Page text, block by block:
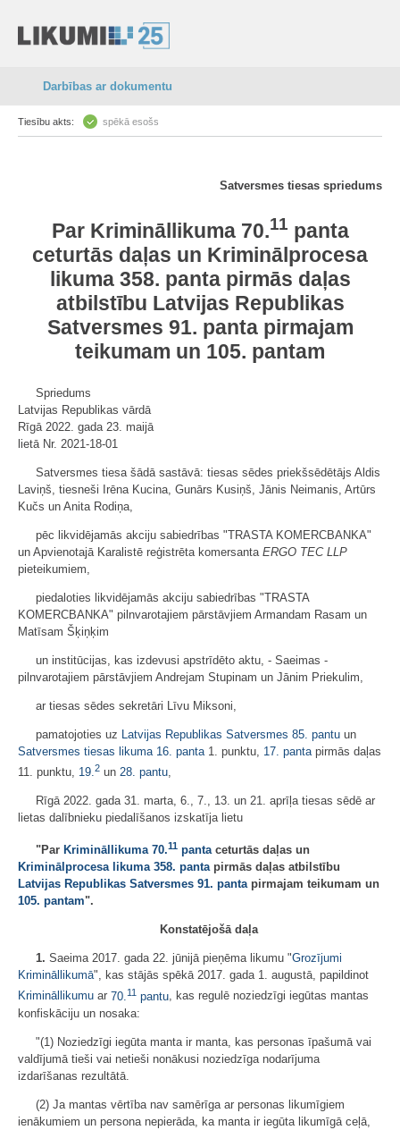
Darbības ar dokumentu
Tiesību akts: spēkā esošs
Satversmes tiesas spriedums
Par Krimināllikuma 70.11 panta
ceturtās daļas un Kriminālprocesa
likuma 358. pantapirmās daļas
atbilstību Latvijas Republikas
Satversmes 91. pantapirmajam
teikumam un 105. pantam
Spriedums
Latvijas Republikas vārdā
Rīgā 2022. gada 23. maijā
lietā Nr. 2021-18-01
Satversmes tiesa šādā sastāvā: tiesas sēdes priekšsēdētājs Aldis
Laviņš, tiesneši Irēna Kucina, Gunārs Kusiņš, Jānis Neimanis, Artūrs
Kučs un Anita Rodiņa,
pēc likvidējamās akciju sabiedrības "TRASTA KOMERCBANKA"
un Apvienotajā Karalistē reģistrēta komersanta ERGO TEC LLP
pieteikumiem,
piedaloties likvidējamās akciju sabiedrības "TRASTA
KOMERCBANKA" pilnvarotajiem pārstāvjiem Armandam Rasam un
Matīsam Šķiņķim
un institūcijas, kas izdevusi apstrīdēto aktu, - Saeimas -
pilnvarotajiem pārstāvjiem Andrejam Stupinam un Jānim Priekulim,
ar tiesas sēdes sekretāri Līvu Miksoni,
pamatojoties uz Latvijas Republikas Satversmes 85. pantu un
Satversmes tiesas likuma 16. panta 1. punktu, 17. panta pirmās daļas
11. punktu, 19. 2 un 28. pantu
Rīgā 2022. gada 31. marta, 6., 7., 13. un 21. aprīļa tiesas sēdē ar
lietas dalībnieku piedalīšanos izskatīja lietu
"Par Krimināllikuma 70.11 pantaceturtās daļas un
Kriminālprocesa likuma 358. pantapirmās daļas atbilstību
Latvijas Republikas Satversmes 91. pantapirmajam teikumam un
105. pantam".
Konstatējošā daļa
1. Saeima 2017. gada 22. jūnijā pieņēma likumu "Grozījumi
Krimināllikumā", kas stājās spēkā 2017. gada 1. augustā, papildinot
Krimināllikumu ar 70. 11 pantu, kas regulē noziedzīgi iegūtas mantas
konfiskāciju un nosaka:
"(1) Noziedzīgi iegūta manta ir manta, kas personas īpašumā vai
valdījumā tieši vai netieši nonākusi noziedzīga nodarījuma
izdarīšanas rezultātā.
(2) Ja mantas vērtība nav samērīga ar personas likumīgiem
ienākumiem un persona nepierāda, ka manta ir iegūta likumīgā ceļā,